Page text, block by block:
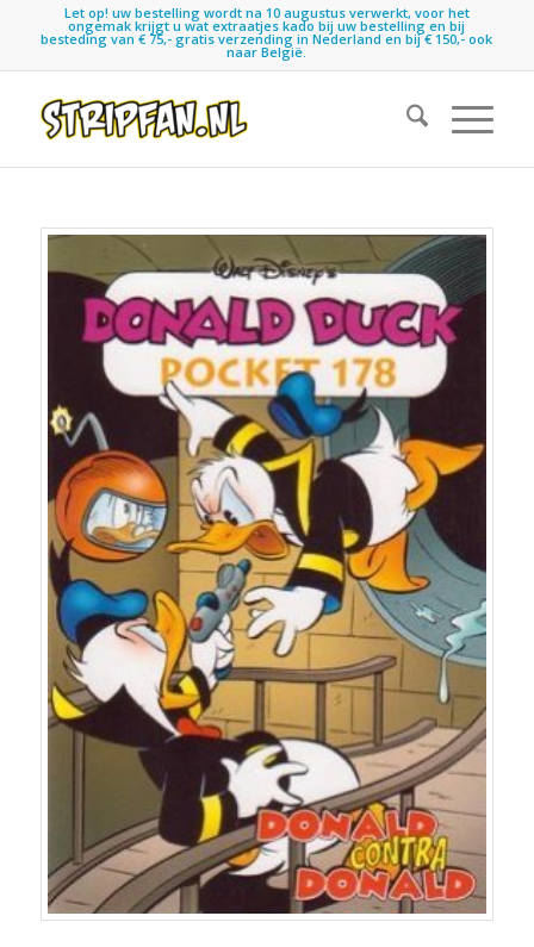
Let op! uw bestelling wordt na 10 augustus verwerkt, voor het
ongemak krijgt u wat extraatjes kado bij uw bestelling en bij
besteding van € 75,- gratis verzending in Nederland en bij € 150,- ook
naar België.